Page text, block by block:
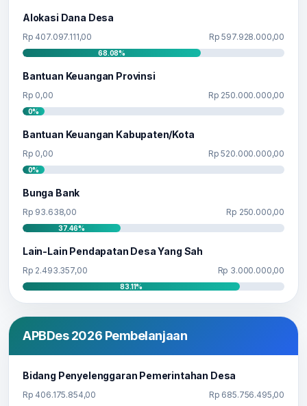
Alokasi Dana Desa
Rp 407.097.111,00 Rp 597.928.000,00
68.08%
Bantuan Keuangan Provinsi
Rp 0,00 Rp 250.000.000,00
0%
Bantuan Keuangan Kabupaten/Kota
Rp 0,00 Rp 520.000.000,00
0%
Bunga Bank
Rp 93.638,00 Rp 250.000,00
37.46%
Lain-Lain Pendapatan Desa Yang Sah
Rp 2.493.357,00 Rp 3.000.000,00
83.11%
APBDes 2026 Pembelanjaan
Bidang Penyelenggaran Pemerintahan Desa
Rp 406.175.854,00 Rp 685.756.495,00